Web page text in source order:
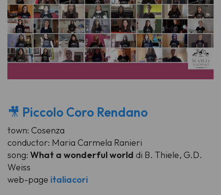
🎥 Piccolo Coro Rendano
town: Cosenza
conductor: Maria Carmela Ranieri
song: What a wonderful world di B. Thiele, G.D.
Weiss
web-page italiacori